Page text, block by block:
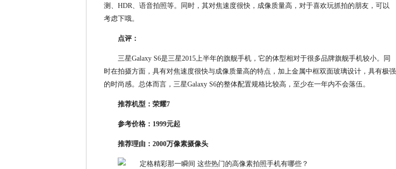
测、HDR、语音拍照等。同时，其对焦速度很快，成像质量高，对于喜欢玩抓拍的朋友，可以
考虑下哦。
点评：
三星Galaxy S6是三星2015上半年的旗舰手机，它的体型相对于很多品牌旗舰手机较小。同
时在拍摄方面，具有对焦速度很快与成像质量高的特点，加上金属中框双面玻璃设计，具有极强
的时尚感。总体而言，三星Galaxy S6的整体配置规格比较高，至少在一年内不会落伍。
推荐机型：荣耀7
参考价格：1999元起
推荐理由：2000万像素摄像头